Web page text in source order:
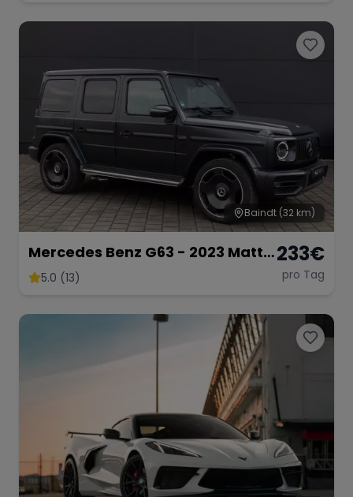
Maserati
Range Rover Corvette
Baindt (32 km)
Mercedes Benz G63 - 2023 Matt
Schwarz
5.0 (13)
233€
pro Tag